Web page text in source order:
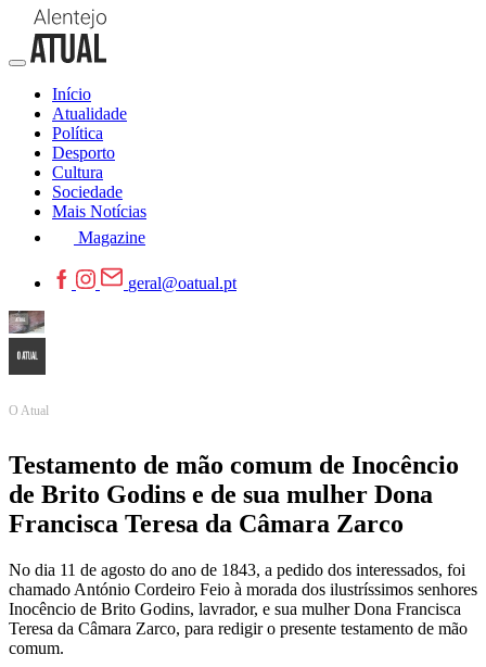
Início
Atualidade
Política
Desporto
Cultura
Sociedade
Mais Notícias
Magazine
geral@oatual.pt
O Atual
Testamento de mão comum de Inocêncio
de Brito Godins e de sua mulher Dona
Francisca Teresa da Câmara Zarco
No dia 11 de agosto do ano de 1843, a pedido dos interessados, foi
chamado António Cordeiro Feio à morada dos ilustríssimos senhores
Inocêncio de Brito Godins, lavrador, e sua mulher Dona Francisca
Teresa da Câmara Zarco, para redigir o presente testamento de mão
comum.